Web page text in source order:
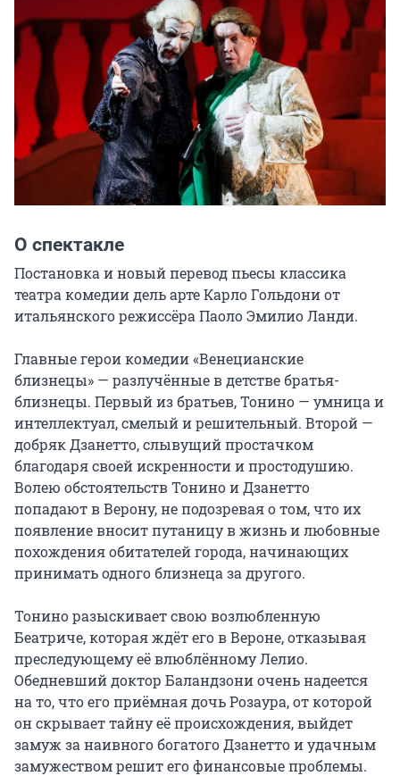
О спектакле
Постановка и новый перевод пьесы классика
театра комедии дель арте Карло Гольдони от
итальянского режиссёра Паоло Эмилио Ланди.
Главные герои комедии «Венецианские
близнецы» — разлучённые в детстве братья-
близнецы. Первый из братьев, Тонино — умница и
интеллектуал, смелый и решительный. Второй —
добряк Дзанетто, слывущий простачком
благодаря своей искренности и простодушию.
Волею обстоятельств Тонино и Дзанетто
попадают в Верону, не подозревая о том, что их
появление вносит путаницу в жизнь и любовные
похождения обитателей города, начинающих
принимать одного близнеца за другого.
Тонино разыскивает свою возлюбленную
Беатриче, которая ждёт его в Вероне, отказывая
преследующему её влюблённому Лелио.
Обедневший доктор Баландзони очень надеется
на то, что его приёмная дочь Розаура, от которой
он скрывает тайну её происхождения, выйдет
замуж за наивного богатого Дзанетто и удачным
замужеством решит его финансовые проблемы.